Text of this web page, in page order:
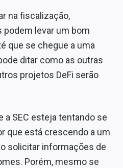
na fiscalização,
levar um bom
que se chegue a uma
ditar como as outras
projetos DeFi serão
a SEC esteja tentando se
que está crescendo a um
solicitar informações de
Porém, mesmo se